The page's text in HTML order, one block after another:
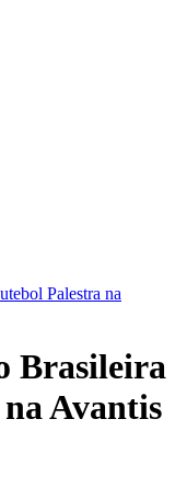
Palestra na
Brasileira
Avantis